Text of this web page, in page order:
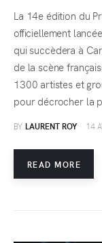
La 14e édition du
officiellement
qui succèdera à
de la scène
1300 artistes et
pour décrocher la
BY LAURENT ROY 14
READ MORE